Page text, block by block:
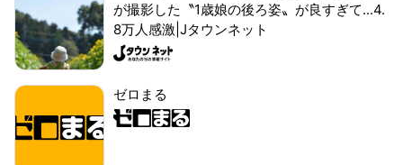
が撮影した〝1歳娘の後ろ姿〟が良すぎて...4.
8万人感激|Jタウンネット
ゼロまる